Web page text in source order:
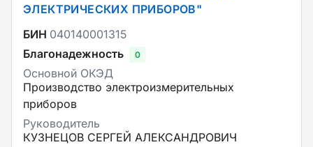
ЭЛЕКТРИЧЕСКИХ ПРИБОРОВ"
БИН 040140001315
Благонадежность
0
Основной ОКЭД
Производство электроизмерительных
приборов
Руководитель
КУЗНЕЦОВ СЕРГЕЙ АЛЕКСАНДРОВИЧ